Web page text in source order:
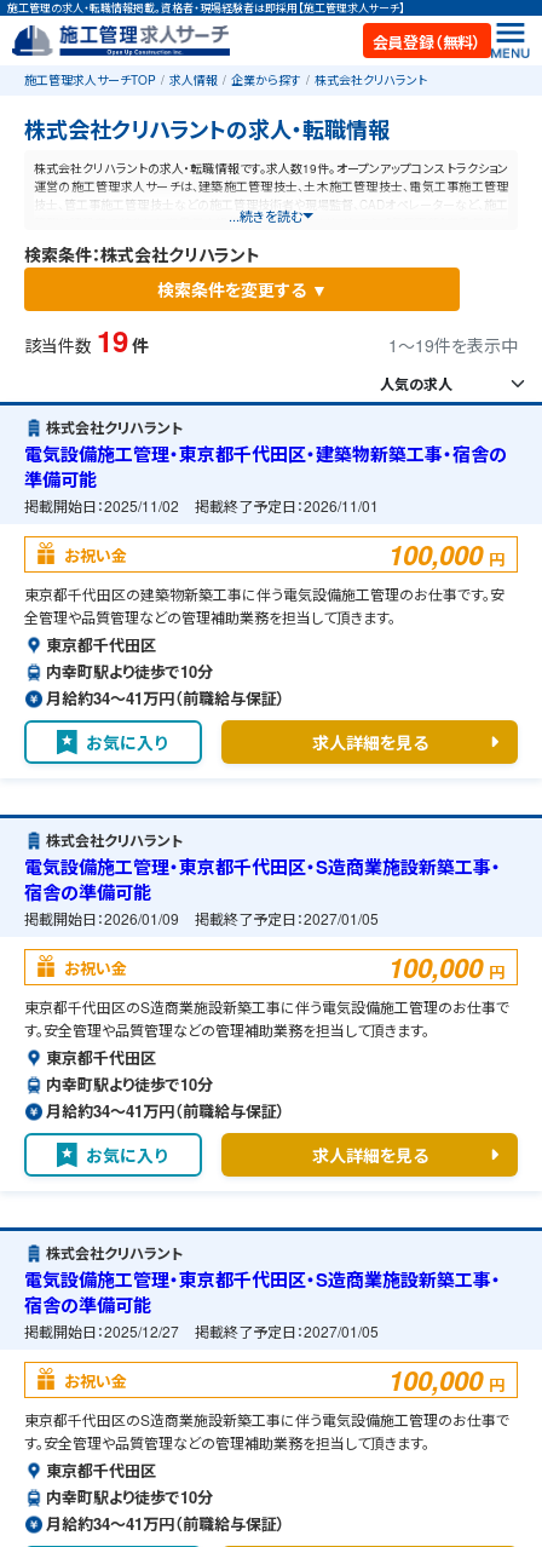
施工管理の求人・転職情報掲載。資格者・現場経験者は即採用【施工管理求人サーチ】
会員登録（無料）
施工管理求人サーチTOP 求人情報 企業から探す 株式会社クリハラント
株式会社クリハラントの求人・転職情報
株式会社クリハラントの求人・転職情報です。求人数19件。オープンアップコンストラクション
運営の施工管理求人サーチは、建築施工管理技士、土木施工管理技士、電気工事施工管理
技士、管工事施工管理技士などの施工管理技術者や現場監督、CADオペレーターなど、施工
管理と建設業に特化した業界最大規模の求人ポータルサイトです。【毎日更新】業界最高水
...続きを読む
検索条件：株式会社クリハラント
検索条件を変更する ▼
該当件数 19 件 1〜19件を表示中
株式会社クリハラント
電気設備施工管理・東京都千代田区・建築物新築工事・宿舎の
準備可能
掲載開始日：2025/11/02 掲載終了予定日：2026/11/01
お祝い金 100,000 円
東京都千代田区の建築物新築工事に伴う電気設備施工管理のお仕事です。安
全管理や品質管理などの管理補助業務を担当して頂きます。
東京都千代田区
内幸町駅より徒歩で10分
月給約34〜41万円（前職給与保証）
お気に入り 求人詳細を見る
株式会社クリハラント
電気設備施工管理・東京都千代田区・S造商業施設新築工事・
宿舎の準備可能
掲載開始日：2026/01/09 掲載終了予定日：2027/01/05
お祝い金 100,000 円
東京都千代田区のS造商業施設新築工事に伴う電気設備施工管理のお仕事で
す。安全管理や品質管理などの管理補助業務を担当して頂きます。
東京都千代田区
内幸町駅より徒歩で10分
月給約34〜41万円（前職給与保証）
お気に入り 求人詳細を見る
株式会社クリハラント
電気設備施工管理・東京都千代田区・S造商業施設新築工事・
宿舎の準備可能
掲載開始日：2025/12/27 掲載終了予定日：2027/01/05
お祝い金 100,000 円
東京都千代田区のS造商業施設新築工事に伴う電気設備施工管理のお仕事で
す。安全管理や品質管理などの管理補助業務を担当して頂きます。
東京都千代田区
内幸町駅より徒歩で10分
月給約34〜41万円（前職給与保証）